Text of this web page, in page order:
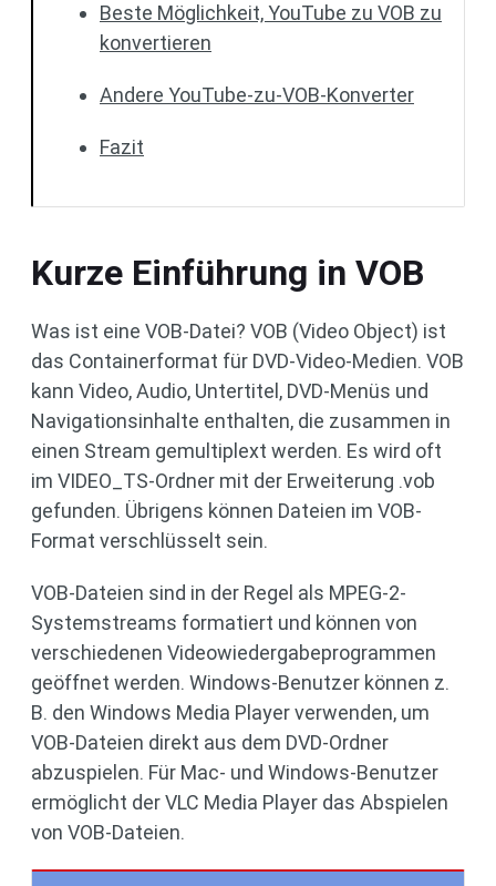
Beste Möglichkeit, YouTube zu VOB zu
konvertieren
Andere YouTube-zu-VOB-Konverter
Fazit
Kurze Einführung in VOB
Was ist eine VOB-Datei? VOB (Video Object) ist
das Containerformat für DVD-Video-Medien. VOB
kann Video, Audio, Untertitel, DVD-Menüs und
Navigationsinhalte enthalten, die zusammen in
einen Stream gemultiplext werden. Es wird oft
im VIDEO_TS-Ordner mit der Erweiterung .vob
gefunden. Übrigens können Dateien im VOB-
Format verschlüsselt sein.
VOB-Dateien sind in der Regel als MPEG-2-
Systemstreams formatiert und können von
verschiedenen Videowiedergabeprogrammen
geöffnet werden. Windows-Benutzer können z.
B. den Windows Media Player verwenden, um
VOB-Dateien direkt aus dem DVD-Ordner
abzuspielen. Für Mac- und Windows-Benutzer
ermöglicht der VLC Media Player das Abspielen
von VOB-Dateien.